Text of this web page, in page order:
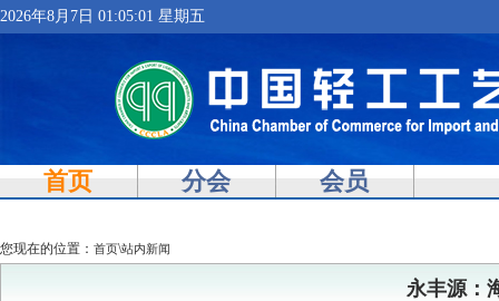
2026年8月7日 01:05:02 星期五
首页 分会 会员
您现在的位置： 首页\站内新闻
永丰源：